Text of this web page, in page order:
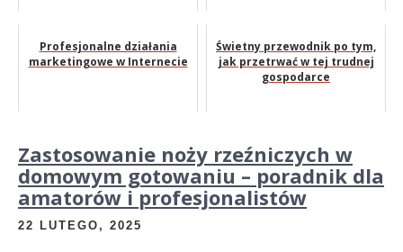
Profesjonalne działania
marketingowe w Internecie
Świetny przewodnik po tym,
jak przetrwać w tej trudnej
gospodarce
Zastosowanie noży rzeźniczych w
domowym gotowaniu – poradnik dla
amatorów i profesjonalistów
22 LUTEGO, 2025